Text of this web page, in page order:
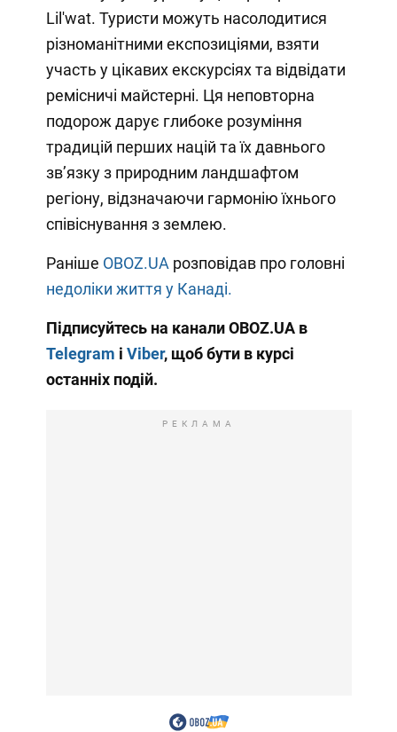
Lil'wat. Туристи можуть насолодитися
різноманітними експозиціями, взяти
участь у цікавих екскурсіях та відвідати
ремісничі майстерні. Ця неповторна
подорож дарує глибоке розуміння
традицій перших націй та їх давнього
зв’язку з природним ландшафтом
регіону, відзначаючи гармонію їхнього
співіснування з землею.
Раніше OBOZ.UA розповідав про головні
недоліки життя у Канаді.
Підписуйтесь на канали OBOZ.UA в
Telegram і Viber, щоб бути в курсі
останніх подій.
РЕКЛАМА